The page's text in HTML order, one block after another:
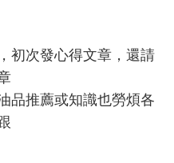
初次發心得文章，還請
品推薦或知識也勞煩各